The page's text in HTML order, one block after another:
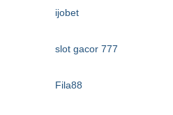
ijobet
slot gacor 777
Fila88